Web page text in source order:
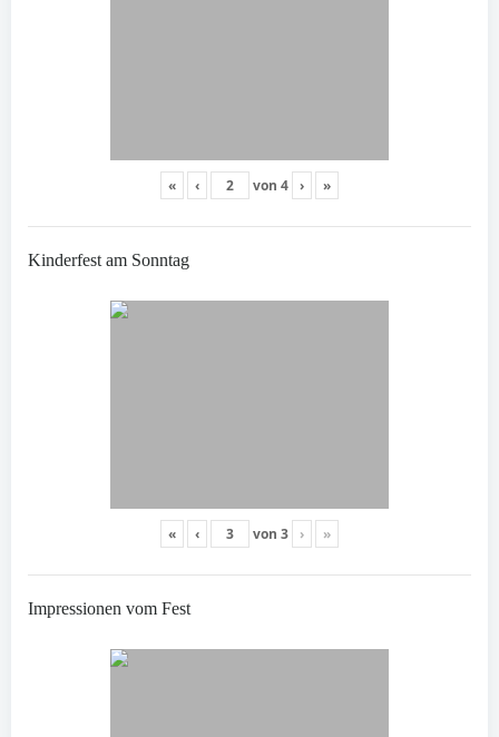
« ‹ von 4 › »
Kinderfest am Sonntag
« ‹ von 3 › »
Impressionen vom Fest